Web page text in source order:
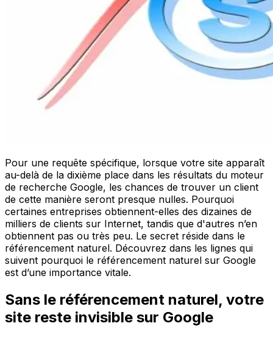
Pour une requête spécifique, lorsque votre site apparaît
au-delà de la dixième place dans les résultats du moteur
de recherche Google, les chances de trouver un client
de cette manière seront presque nulles. Pourquoi
certaines entreprises obtiennent-elles des dizaines de
milliers de clients sur Internet, tandis que d'autres n’en
obtiennent pas ou très peu. Le secret réside dans le
référencement naturel. Découvrez dans les lignes qui
suivent pourquoi le référencement naturel sur Google
est d’une importance vitale.
Sans le référencement naturel, votre
site reste invisible sur Google